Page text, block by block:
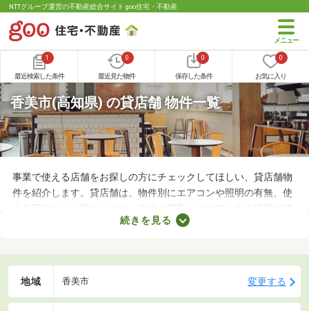
NTTグループ運営の不動産総合サイト goo住宅・不動産
1
最近検索した条件
0
最近見た物件
0
保存した条件
0
お気に入り
香美市(高知県) の貸店舗 物件一覧
事業で使える店舗をお探しの方にチェックしてほしい、貸店舗物
件を紹介します。貸店舗は、物件別にエアコンや照明の有無、使
える用途などが異なります。物件の間取りやすでにある設備を確
認したうえで、内見を申し込むことがおすすめです。店舗の家賃
しょう。
続きを見る
地域 香美市 変更する